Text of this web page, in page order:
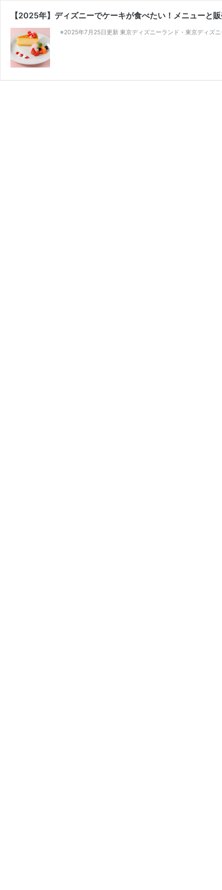
【2025年】ディズニーでケーキが食べたい！メニューと
※2025年7月25日更新 東京ディズニーランド・東京ディズ